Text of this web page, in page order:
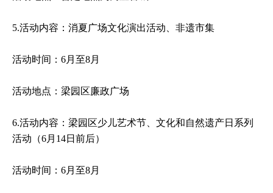
5.活动内容：消夏广场文化演出活动、非遗市集
活动时间：6月至8月
活动地点：梁园区廉政广场
6.活动内容：梁园区少儿艺术节、文化和自然遗产日系列
活动（6月14日前后）
活动时间：6月至8月